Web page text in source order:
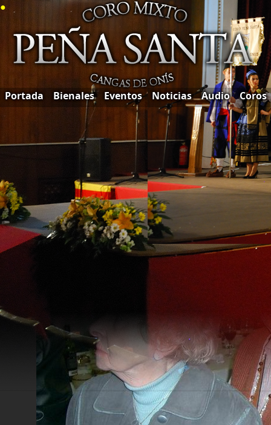
●
Portada Bienales Eventos Noticias Audio Coros